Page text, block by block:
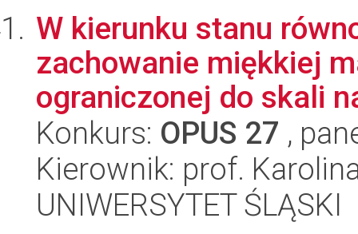
W kierunku stanu
zachowanie miękkiej
ograniczonej do skali
Konkurs: OPUS 27 ,
Kierownik: prof.
UNIWERSYTET ŚLĄSKI